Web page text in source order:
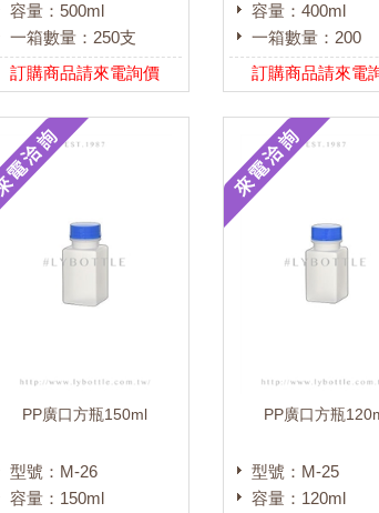
容量：500ml
一箱數量：250支
訂購商品請來電詢價
容量：400ml
一箱數量：200
訂購商品請來電
PP廣口方瓶150ml
型號：M-26
容量：150ml
PP廣口方瓶
型號：M-25
容量：120ml